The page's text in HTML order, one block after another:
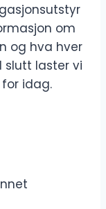
om
og hva hver
slutt laster vi
idag.